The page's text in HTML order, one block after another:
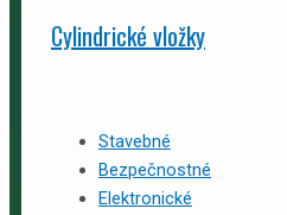
Cylindrické vložky
Stavebné
Bezpečnostné
Elektronické